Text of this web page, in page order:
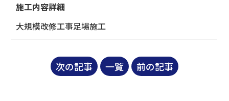
施工内容詳細
大規模改修工事足場施工
次の記事 一覧 前の記事